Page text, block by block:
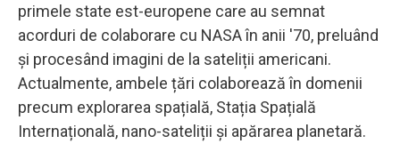
primele state est-europene care au semnat
acorduri de colaborare cu NASA în anii '70, preluând
și procesând imagini de la sateliții americani.
Actualmente, ambele țări colaborează în domenii
precum explorarea spațială, Stația Spațială
Internațională, nano-sateliții și apărarea planetară.